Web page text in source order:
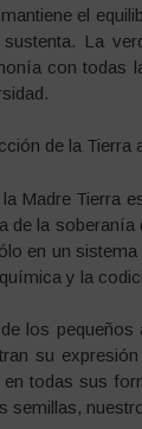
el
La
con todas
de la Tierra
Madre Tierra
de la
en un
y la
los
su
todas sus
semillas,